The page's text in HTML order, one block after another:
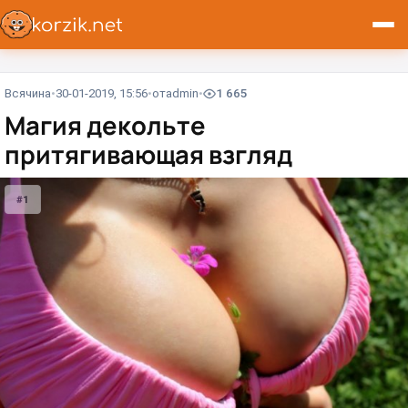
Всячина 30-01-2019, 15:56 отadmin 1 665
Магия декольте
притягивающая взгляд
#1